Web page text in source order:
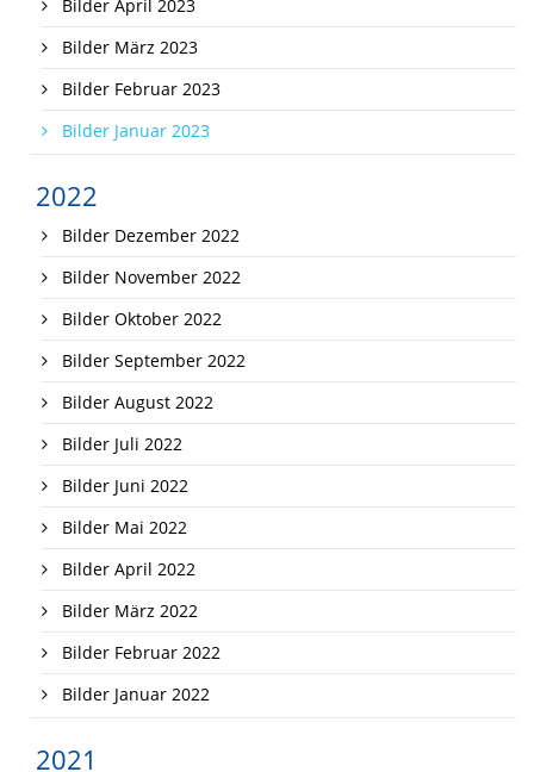
Bilder April 2023
Bilder März 2023
Bilder Februar 2023
Bilder Januar 2023
2022
Bilder Dezember 2022
Bilder November 2022
Bilder Oktober 2022
Bilder September 2022
Bilder August 2022
Bilder Juli 2022
Bilder Juni 2022
Bilder Mai 2022
Bilder April 2022
Bilder März 2022
Bilder Februar 2022
Bilder Januar 2022
2021